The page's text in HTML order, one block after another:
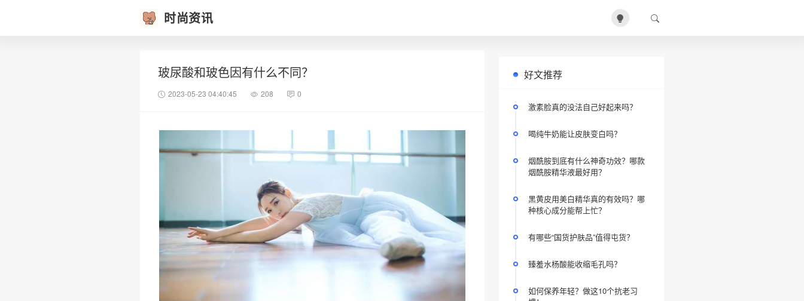
时尚资讯
玻尿酸和玻色因有什么不同？
2023-05-23 04:40:45 208 0
好文推荐
激素脸真的没法自己好起来吗？
喝纯牛奶能让皮肤变白吗？
烟酰胺到底有什么神奇功效？哪款
烟酰胺精华液最好用？
黑黄皮用美白精华真的有效吗？哪
种核心成分能帮上忙？
有哪些“国货护肤品”值得屯货？
臻羞水杨酸能收缩毛孔吗？
如何保养年轻？做这10个抗老习